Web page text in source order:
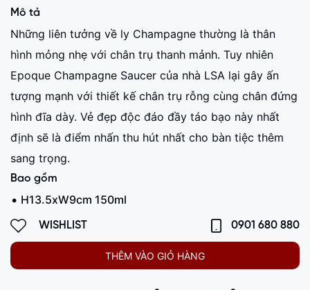
Mô tả
Những liên tưởng về ly Champagne thường là thân
hình mỏng nhẹ với chân trụ thanh mảnh. Tuy nhiên
Epoque Champagne Saucer của nhà LSA lại gây ấn
tượng mạnh với thiết kế chân trụ rỗng cùng chân đứng
hình đĩa dày. Vẻ đẹp độc đáo đầy táo bạo này nhất
định sẽ là điểm nhấn thu hút nhất cho bàn tiệc thêm
sang trọng.
Bao gồm
H13.5xW9cm 150ml
WISHLIST 0901 680 880
THÊM VÀO GIỎ HÀNG